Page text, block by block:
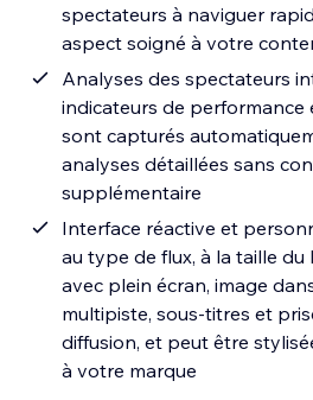
spectateurs à naviguer
aspect soigné à votre
Analyses des spectateurs
indicateurs de
sont capturés
analyses détaillées sans
supplémentaire
Interface réactive et
au type de flux, à la taille
avec plein écran, image
multipiste, sous-titres et
diffusion, et peut être
à votre marque